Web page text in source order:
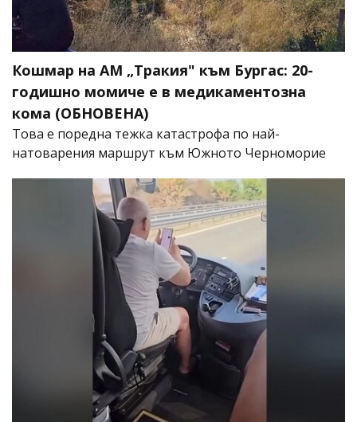
Кошмар на АМ „Тракия" към Бургас: 20-
годишно момиче е в медикаментозна
кома (ОБНОВЕНА)
Това е поредна тежка катастрофа по най-
натоварения маршрут към Южното Черноморие